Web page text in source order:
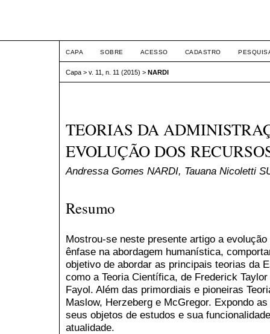
CAPA SOBRE ACESSO CADASTRO
Capa > v. 11, n. 11 (2015) > NARDI
TEORIAS DA
EVOLUÇÃO DOS
Andressa Gomes NARDI, Tauana Nicoletti
Resumo
Mostrou-se neste presente artigo a
ênfase na abordagem humanística,
objetivo de abordar as principais teorias da
como a Teoria Científica, de Frederick
Fayol. Além das primordiais e pioneiras
Maslow, Herzeberg e McGregor. Expondo
seus objetos de estudos e sua
atualidade.